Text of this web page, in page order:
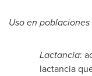
Uso en
Lactancia:
lactancia